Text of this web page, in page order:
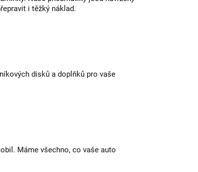
i těžký náklad.
disků a doplňků pro vaše
Máme všechno, co vaše auto